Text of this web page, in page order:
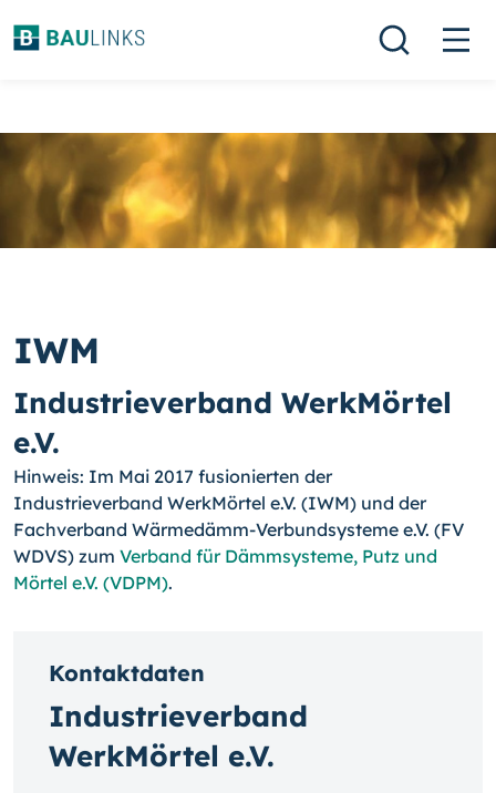
IWM
Industrieverband WerkMörtel
e.V.
Hinweis: Im Mai 2017 fusionierten der
Industrieverband WerkMörtel e.V. (IWM) und der
Fachverband Wärmedämm-Verbundsysteme e.V. (FV
WDVS) zum Verband für Dämmsysteme, Putz und
Mörtel e.V. (VDPM).
Kontaktdaten
Industrieverband
WerkMörtel e.V.